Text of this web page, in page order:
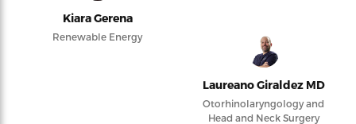
Kiara Gerena
Renewable Energy
Laureano Giraldez MD
Otorhinolaryngology and
Head and Neck Surgery